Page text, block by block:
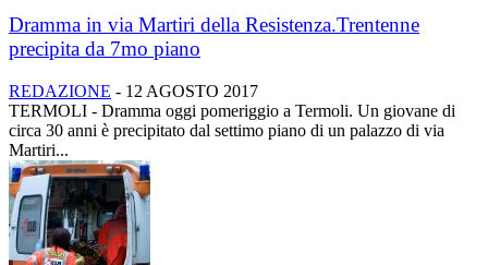
Dramma in via Martiri della Resistenza.Trentenne
precipita da 7mo piano
REDAZIONE - 12 AGOSTO 2017
TERMOLI - Dramma oggi pomeriggio a Termoli. Un giovane di
circa 30 anni è precipitato dal settimo piano di un palazzo di via
Martiri...